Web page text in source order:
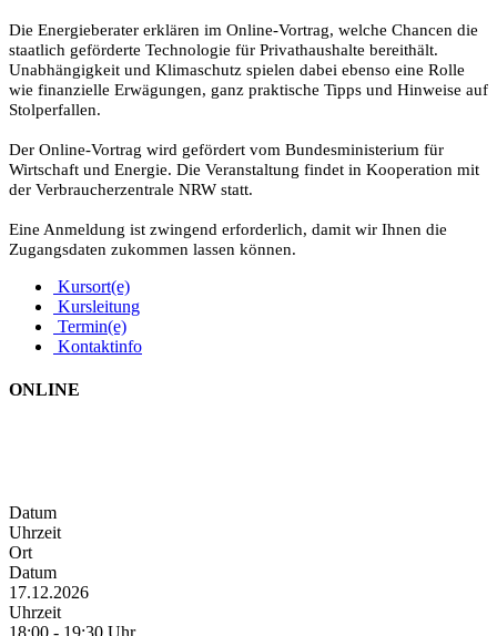
Die Energieberater erklären im Online-Vortrag, welche Chancen die
staatlich geförderte Technologie für Privathaushalte bereithält.
Unabhängigkeit und Klimaschutz spielen dabei ebenso eine Rolle
wie finanzielle Erwägungen, ganz praktische Tipps und Hinweise auf
Stolperfallen.
Der Online-Vortrag wird gefördert vom Bundesministerium für
Wirtschaft und Energie. Die Veranstaltung findet in Kooperation mit
der Verbraucherzentrale NRW statt.
Eine Anmeldung ist zwingend erforderlich, damit wir Ihnen die
Zugangsdaten zukommen lassen können.
Kursort(e)
Kursleitung
Termin(e)
Kontaktinfo
ONLINE
Datum
Uhrzeit
Ort
Datum
17.12.2026
Uhrzeit